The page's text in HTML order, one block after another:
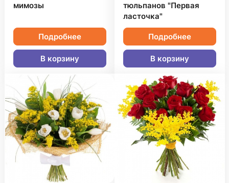
мимозы
Подробнее
В корзину
тюльпанов "Первая
ласточка"
Подробнее
В корзину